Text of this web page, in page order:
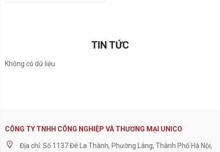
TIN TỨC
Không có dữ liệu
CÔNG TY TNHH CÔNG NGHIỆP VÀ THƯƠNG MẠI UNICO
Địa chỉ: Số 1137 Đê La Thành, Phường Láng, Thành Phố Hà Nội,